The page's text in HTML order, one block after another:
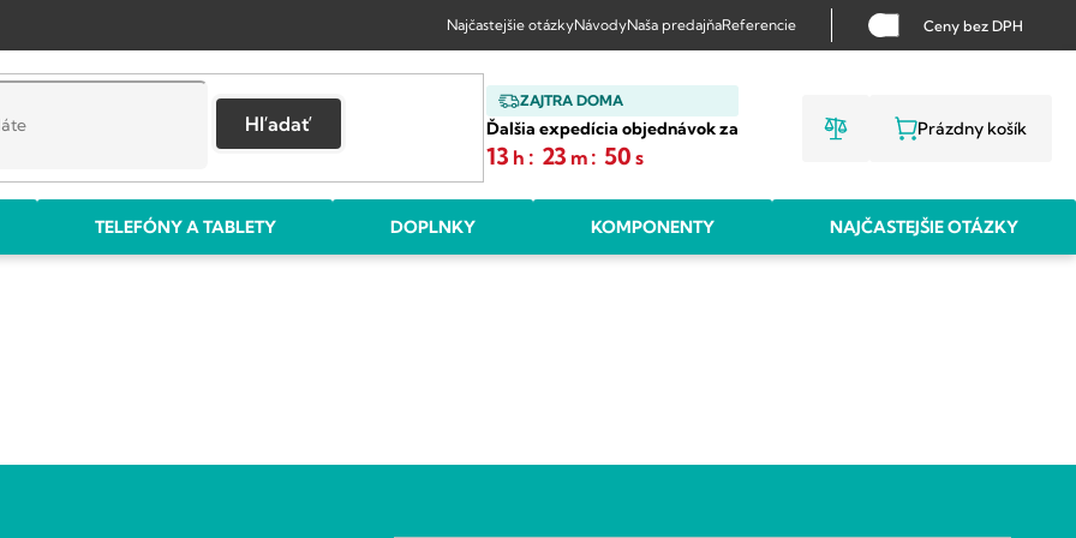
Najčastejšie otázkyNávodyNaša predajňaReferencie Ceny bez DPH
ZAJTRA DOMA
Ďalšia expedícia objednávok za
13 h : 23 m : 50 s
Hľadať
NÁKUPNÝ
Prázdny košík
TELEFÓNY A TABLETY DOPLNKY KOMPONENTY NAJČASTEJŠIE OTÁZKY